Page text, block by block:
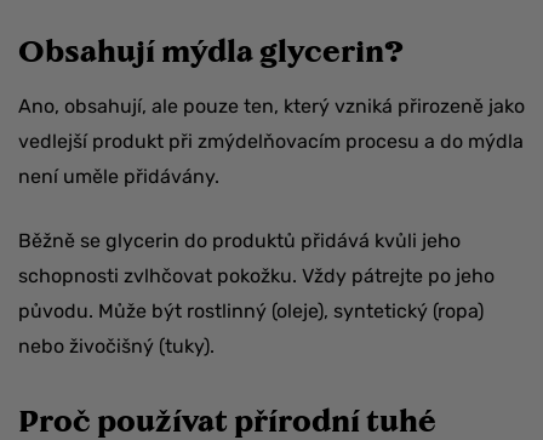
Obsahují mýdla glycerin?
Ano, obsahují, ale pouze ten, který vzniká přirozeně jako
vedlejší produkt při zmýdelňovacím procesu a do mýdla
není uměle přidávány.
Běžně se glycerin do produktů přidává kvůli jeho
schopnosti zvlhčovat pokožku. Vždy pátrejte po jeho
původu. Může být rostlinný (oleje), syntetický (ropa)
nebo živočišný (tuky).
Proč používat přírodní tuhé